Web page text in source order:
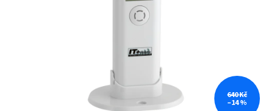
640 Kč
–14 %